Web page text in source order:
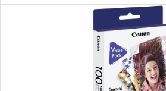
Copyright © 2000 - 2026 DIFOX.